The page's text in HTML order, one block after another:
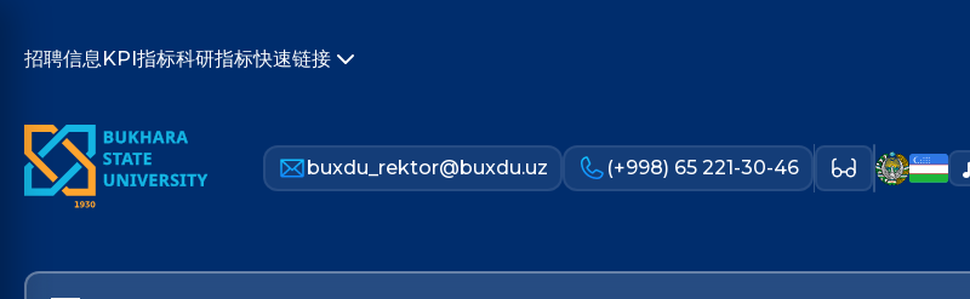
招聘信息KPI指标科研指标快速链接
buxdu_rektor@buxdu.uz (+998) 65 221-30-46